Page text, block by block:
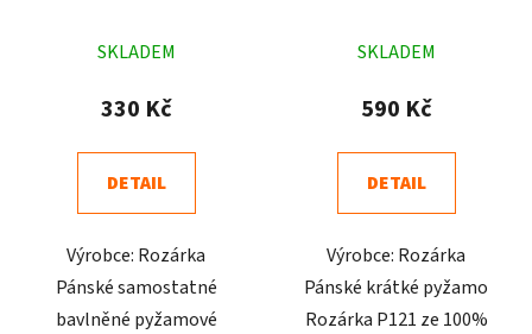
hodnocení
produktu
4,2
z
hvězdiček.
SKLADEM
330 Kč
DETAIL
Výrobce: Rozárka
Pánské samostatné
bavlněné pyžamové
hodnocení
produktu
5,0
z
hvězdiček.
SKLADEM
590 Kč
DETAIL
Výrobce: Rozárka
Pánské krátké pyžamo
Rozárka P121 ze 100%